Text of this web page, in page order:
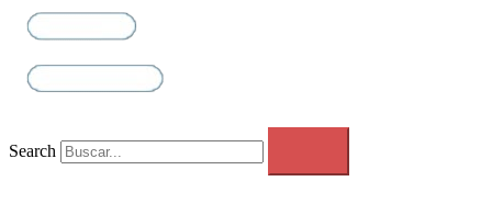
Search